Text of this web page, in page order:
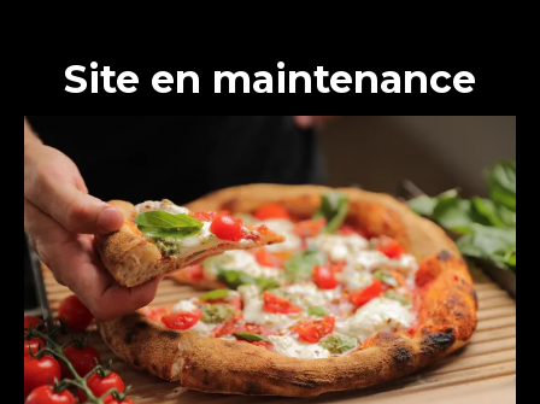
Site en maintenance